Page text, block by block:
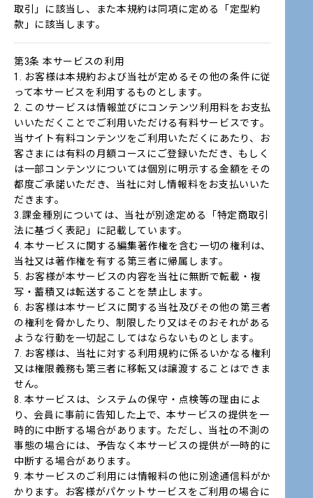
取引」に該当し、また本規約は同項に定める「定型約
款」に該当します。
第3条 本サービスの利用
1. お客様は本規約および当社が定めるその他の条件に従
って本サービスを利用するものとします。
2. このサービスは情報並びにコンテンツ利用料をお支払
いいただくことでご利用いただける有料サービスです。
当サイト有料コンテンツをご利用いただくにあたり、お
客さまには有料の月額コースにご登録いただき、もしく
は一部コンテンツについては個別に明示する金額をその
都度ご承諾いただき、当社に対し情報料をお支払いいた
だきます。
3.課金種別については、当社が別途定める「特定商取引
法に基づく表記」に記載しています。
4. 本サービスに関する編集著作権を含む一切の権利は、
当社又は著作権を有する第三者に帰属します。
5. お客様が本サービスの内容を当社に無断で転載・複
写・蓄積又は転送することを禁止します。
6. お客様は本サービスに関する当社及びその他の第三者
の権利を脅かしたり、制限したり又はそのおそれがある
ような行動を一切起こしてはならないものとします。
7. お客様は、当社に対する利用規約に係るいかなる権利
又は権限義務も第三者に移転又は譲渡することはできま
せん。
8. 本サービスは、システムの保守・点検等の理由によ
り、会員に事前に告知した上で、本サービスの提供を一
時的に中断する場合があります。ただし、当社の不測の
事態の場合には、予告なく本サービスの提供が一時的に
中断する場合があります。
9. 本サービスのご利用には情報料の他に別途通信料がか
かります。お客様がパケットサービスをご利用の場合に